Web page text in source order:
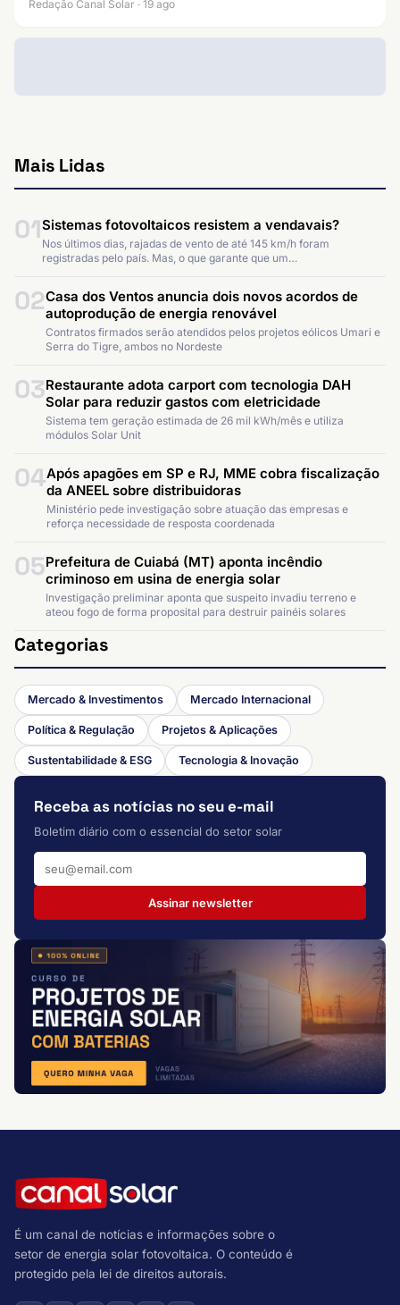
Redação Canal Solar · 19 ago
Mais Lidas
01Sistemas fotovoltaicos resistem a vendavais?
Nos últimos dias, rajadas de vento de até 145 km/h foram
registradas pelo país. Mas, o que garante que um…
02Casa dos Ventos anuncia dois novos acordos de
autoprodução de energia renovável
Contratos firmados serão atendidos pelos projetos eólicos Umari e
Serra do Tigre, ambos no Nordeste
03Restaurante adota carport com tecnologia DAH
Solar para reduzir gastos com eletricidade
Sistema tem geração estimada de 26 mil kWh/mês e utiliza
módulos Solar Unit
04Após apagões em SP e RJ, MME cobra fiscalização
da ANEEL sobre distribuidoras
Ministério pede investigação sobre atuação das empresas e
reforça necessidade de resposta coordenada
05Prefeitura de Cuiabá (MT) aponta incêndio
criminoso em usina de energia solar
Investigação preliminar aponta que suspeito invadiu terreno e
ateou fogo de forma proposital para destruir painéis solares
Categorias
Mercado & Investimentos Mercado Internacional
Política & Regulação Projetos & Aplicações
Sustentabilidade & ESG Tecnologia & Inovação
Receba as notícias no seu e-mail
Boletim diário com o essencial do setor solar
Assinar newsletter
É um canal de notícias e informações sobre o
setor de energia solar fotovoltaica. O conteúdo é
protegido pela lei de direitos autorais.